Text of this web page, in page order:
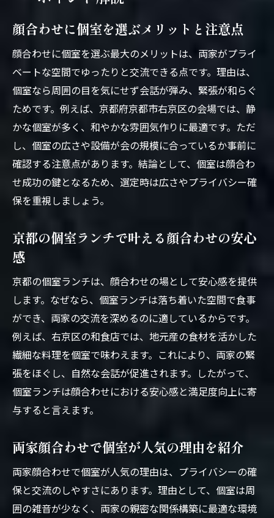
顔合わせに個室を選ぶメリットと注意点
顔合わせに個室を選ぶ最大のメリットは、両家がプライ
ベートな空間でゆったりと交流できる点です。理由は、
個室なら周囲の目を気にせず会話が弾み、緊張が和らぐ
ためです。例えば、京都府京都市右京区の会場では、静
かな個室が多く、和やかな雰囲気作りに最適です。ただ
し、個室の広さや設備が会の規模に合っているか事前に
確認する注意点があります。結論として、個室は顔合わ
せ成功の鍵となるため、選定時は広さやプライバシー確
保を重視しましょう。
京都の個室ランチで叶える顔合わせの安心
感
京都の個室ランチは、顔合わせの場として安心感を提供
します。なぜなら、個室ランチは落ち着いた空間で食事
ができ、両家の交流を深めるのに適しているからです。
例えば、右京区の和食店では、地元産の食材を活かした
繊細な料理を個室で味わえます。これにより、両家の緊
張をほぐし、自然な会話が促進されます。したがって、
個室ランチは顔合わせにおける安心感と満足度向上に寄
与すると言えます。
両家顔合わせで個室が人気の理由を紹介
両家顔合わせで個室が人気の理由は、プライバシーの確
保と交流のしやすさにあります。理由として、個室は周
囲の雑音が少なく、両家の親密な関係構築に最適な環境